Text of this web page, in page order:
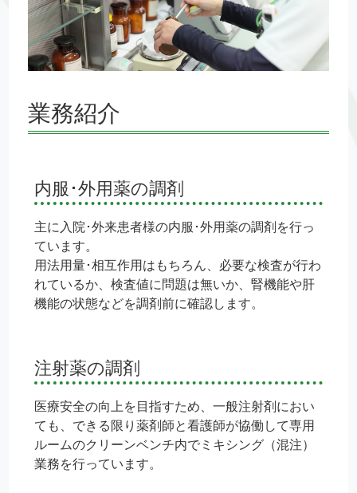
業務紹介
内服･外用薬の調剤
主に入院･外来患者様の内服･外用薬の調剤を行っ
ています。
用法用量･相互作用はもちろん、必要な検査が行わ
れているか、検査値に問題は無いか、腎機能や肝
機能の状態などを調剤前に確認します。
注射薬の調剤
医療安全の向上を目指すため、一般注射剤におい
ても、できる限り薬剤師と看護師が協働して専用
ルームのクリーンベンチ内でミキシング（混注）
業務を行っています。